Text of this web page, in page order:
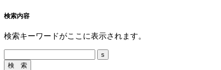
検索内容
検索キーワードがここに表示されます。